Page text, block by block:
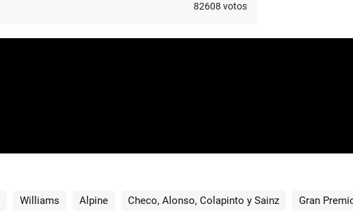
82608 votos
Williams Alpine Checo, Alonso, Colapinto y Sainz Gran